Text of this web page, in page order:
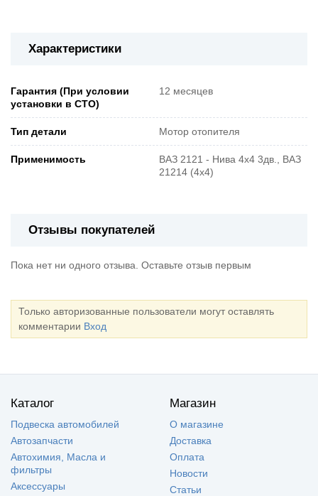
Характеристики
Гарантия (При условии
установки в СТО)
12 месяцев
Тип детали Мотор отопителя
Применимость
ВАЗ 2121 - Нива 4х4 3дв., ВАЗ
21214 (4x4)
Отзывы покупателей
Пока нет ни одного отзыва. Оставьте отзыв первым
Только авторизованные пользователи могут оставлять
комментарии Вход
Каталог
Подвеска автомобилей
Автозапчасти
Автохимия, Масла и
фильтры
Аксессуары
Магазин
О магазине
Доставка
Оплата
Новости
Статьи